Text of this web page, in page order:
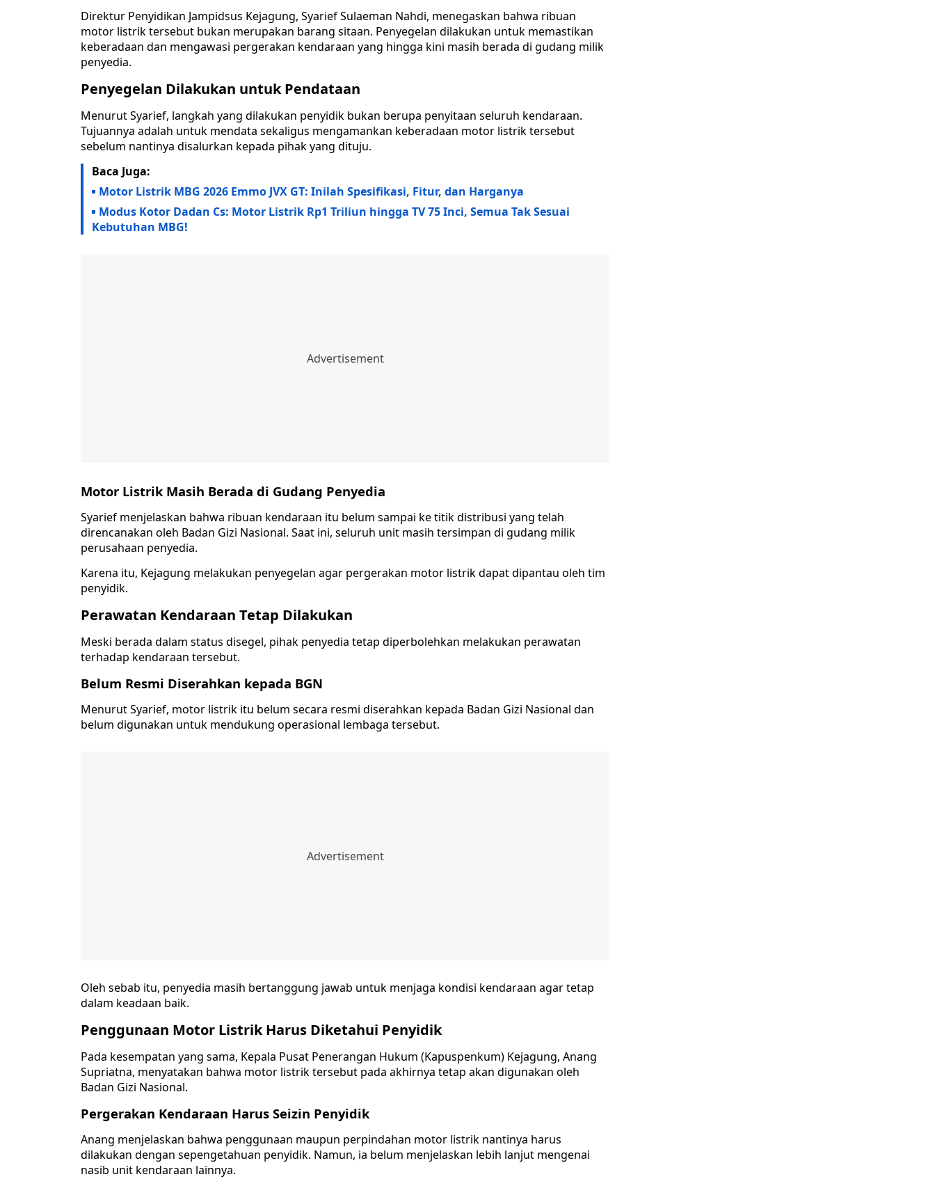
Direktur Penyidikan Jampidsus Kejagung, Syarief Sulaeman Nahdi, menegaskan bahwa ribuan
motor listrik tersebut bukan merupakan barang sitaan. Penyegelan dilakukan untuk memastikan
keberadaan dan mengawasi pergerakan kendaraan yang hingga kini masih berada di gudang milik
penyedia.
Penyegelan Dilakukan untuk Pendataan
Menurut Syarief, langkah yang dilakukan penyidik bukan berupa penyitaan seluruh kendaraan.
Tujuannya adalah untuk mendata sekaligus mengamankan keberadaan motor listrik tersebut
sebelum nantinya disalurkan kepada pihak yang dituju.
Baca Juga:
Motor Listrik MBG 2026 Emmo JVX GT: Inilah Spesifikasi, Fitur, dan Harganya
Modus Kotor Dadan Cs: Motor Listrik Rp1 Triliun hingga TV 75 Inci, Semua Tak Sesuai
Kebutuhan MBG!
Motor Listrik Masih Berada di Gudang Penyedia
Syarief menjelaskan bahwa ribuan kendaraan itu belum sampai ke titik distribusi yang telah
direncanakan oleh Badan Gizi Nasional. Saat ini, seluruh unit masih tersimpan di gudang milik
perusahaan penyedia.
Karena itu, Kejagung melakukan penyegelan agar pergerakan motor listrik dapat dipantau oleh tim
penyidik.
Perawatan Kendaraan Tetap Dilakukan
Meski berada dalam status disegel, pihak penyedia tetap diperbolehkan melakukan perawatan
terhadap kendaraan tersebut.
Belum Resmi Diserahkan kepada BGN
Menurut Syarief, motor listrik itu belum secara resmi diserahkan kepada Badan Gizi Nasional dan
belum digunakan untuk mendukung operasional lembaga tersebut.
Oleh sebab itu, penyedia masih bertanggung jawab untuk menjaga kondisi kendaraan agar tetap
dalam keadaan baik.
Penggunaan Motor Listrik Harus Diketahui Penyidik
Pada kesempatan yang sama, Kepala Pusat Penerangan Hukum (Kapuspenkum) Kejagung, Anang
Supriatna, menyatakan bahwa motor listrik tersebut pada akhirnya tetap akan digunakan oleh
Badan Gizi Nasional.
Pergerakan Kendaraan Harus Seizin Penyidik
Anang menjelaskan bahwa penggunaan maupun perpindahan motor listrik nantinya harus
dilakukan dengan sepengetahuan penyidik. Namun, ia belum menjelaskan lebih lanjut mengenai
nasib unit kendaraan lainnya.